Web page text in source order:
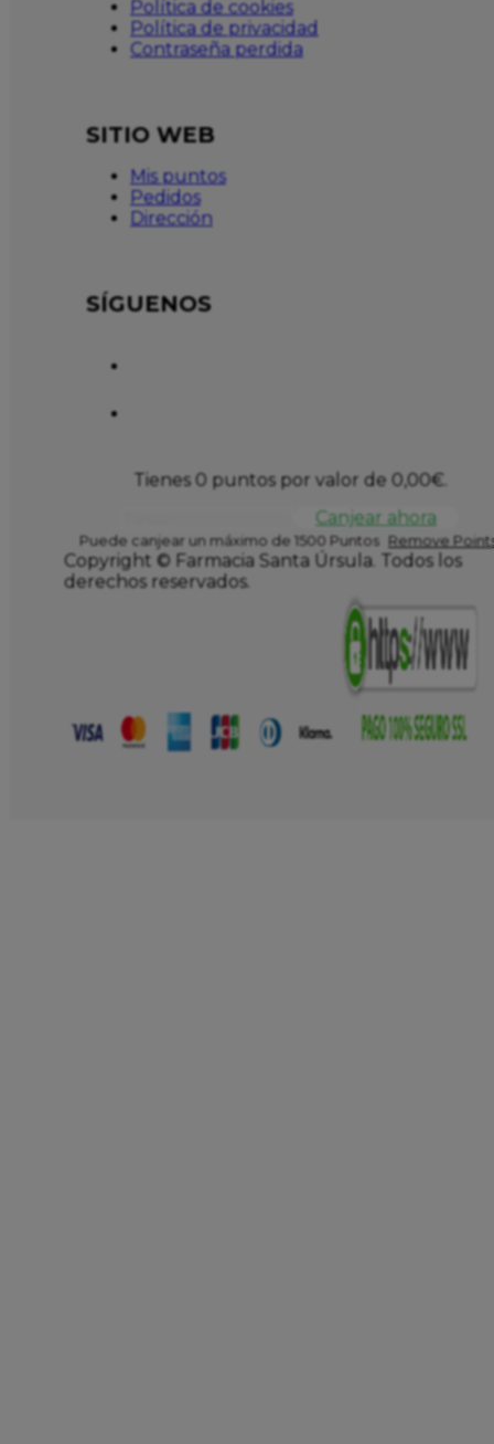
Política de cookies
Política de privacidad
Contraseña perdida
SITIO WEB
Mis puntos
Pedidos
Dirección
SÍGUENOS
Tienes 0 puntos por valor de 0,00€.
Canjear ahora
Puede canjear un máximo de 1500 Puntos Remove
Copyright © Farmacia Santa Úrsula. Todos los
derechos reservados.